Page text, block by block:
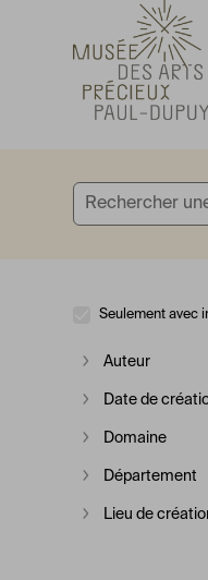
Accèder
Accèder
Seulement avec
Afficher plus
Auteur
Afficher plus
Date de
Afficher plus
Domaine
Afficher plus
Département
Afficher plus
Lieu de